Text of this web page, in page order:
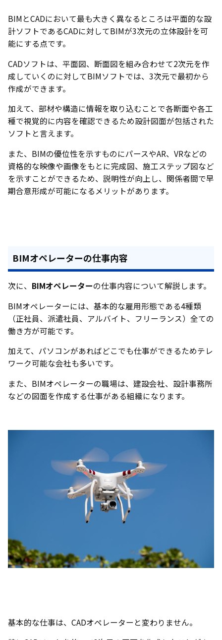
BIMとCADにおいて最も大きく異なるところは平面的な設
計ソフトであるCADに対してBIMが3次元の立体設計を可
能にする点です。
CADソフトは、平面図、断面図を組み合わせて2次元を作
成していくのに対してBIMソフトでは、3次元で最初から
作成ができます。
加えて、部材や構造に情報を取り込むことで各断面や各工
種で視覚的に内容を確認できるため設計図面が包括された
ソフトと言えます。
また、BIMの優位性を示すものにパースやAR、VRなどの
資格的な映像や画像をもとに完成図、施工ステップ図など
を示すことができるため、説明性が向上し、関係者間で早
期合意形成が可能になるメリットがあります。
BIMオペレーターの仕事内容
次に、 BIMオペレーターの仕事内容について解説します。
BIMオペレーターには、基本的な雇用形態である4種類
（正社員、派遣社員、アルバイト、フリーランス）全ての
働き方が可能です。
加えて、パソコンがあればどこでも仕事ができるためテレ
ワーク可能な会社も多いです。
また、BIMオペレーターの職場は、建設会社、設計事務所
などの図面を作成する仕事がある組織になります。
基本的な仕事は、CADオペレーターと変わりません。